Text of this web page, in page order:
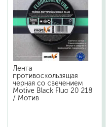
Лента
противоскользящая
черная со свечением
Motive Black Fluo 20 218
/ Мотив